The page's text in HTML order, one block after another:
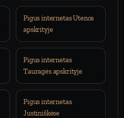
Pigus internetas Utenos
apskrityje
Pigus internetas
Tauragės apskrityje
Pigus internetas
Justiniškėse